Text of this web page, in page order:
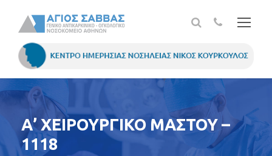
Α’ ΧΕΙΡΟΥΡΓΙΚΟ ΜΑΣΤΟΥ –
1118